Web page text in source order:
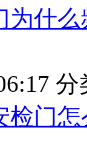
为什
分
检门